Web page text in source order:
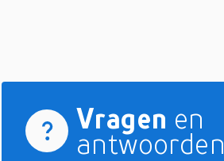
Vragen en
antwoorden